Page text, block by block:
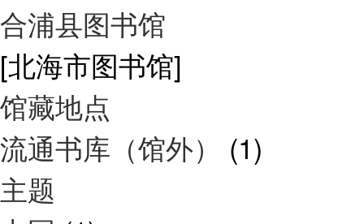
合浦县图书馆
[北海市图书馆]
馆藏地点
流通书库（馆外） (1)
主题